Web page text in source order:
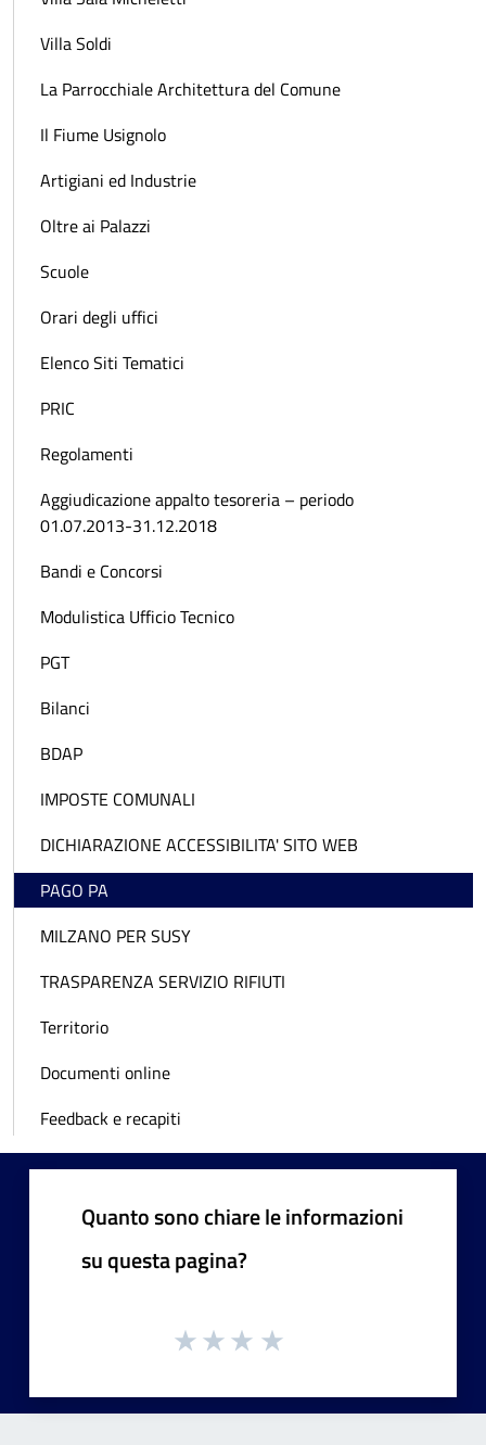
Villa Soldi
La Parrocchiale Architettura del Comune
Il Fiume Usignolo
Artigiani ed Industrie
Oltre ai Palazzi
Scuole
Orari degli uffici
Elenco Siti Tematici
PRIC
Regolamenti
Aggiudicazione appalto tesoreria – periodo
01.07.2013-31.12.2018
Bandi e Concorsi
Modulistica Ufficio Tecnico
PGT
Bilanci
BDAP
IMPOSTE COMUNALI
DICHIARAZIONE ACCESSIBILITA' SITO WEB
PAGO PA
MILZANO PER SUSY
TRASPARENZA SERVIZIO RIFIUTI
Territorio
Documenti online
Feedback e recapiti
Quanto sono chiare le informazioni
su questa pagina?